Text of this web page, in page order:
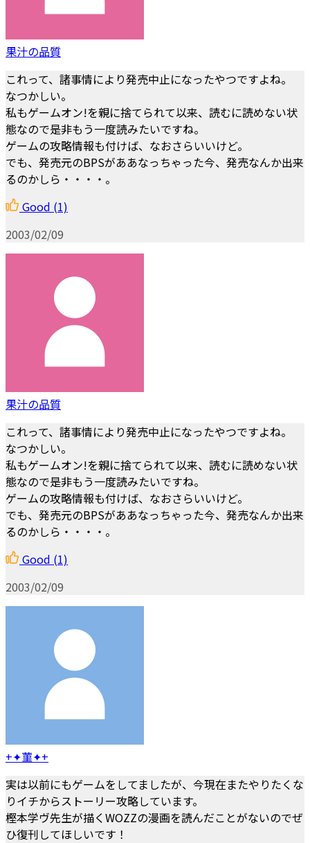
果汁の品質
これって、諸事情により発売中止になったやつですよね。
なつかしい。
私もゲームオン!を親に捨てられて以来、読むに読めない状
態なので是非もう一度読みたいですね。
ゲームの攻略情報も付けば、なおさらいいけど。
でも、発売元のBPSがああなっちゃった今、発売なんか出来
るのかしら・・・・。
Good (1)
2003/02/09
果汁の品質
これって、諸事情により発売中止になったやつですよね。
なつかしい。
私もゲームオン!を親に捨てられて以来、読むに読めない状
態なので是非もう一度読みたいですね。
ゲームの攻略情報も付けば、なおさらいいけど。
でも、発売元のBPSがああなっちゃった今、発売なんか出来
るのかしら・・・・。
Good (1)
2003/02/09
+✦菫✦+
実は以前にもゲームをしてましたが、今現在またやりたくな
りイチからストーリー攻略しています。
樫本学ヴ先生が描くWOZZの漫画を読んだことがないのでぜ
ひ復刊してほしいです！